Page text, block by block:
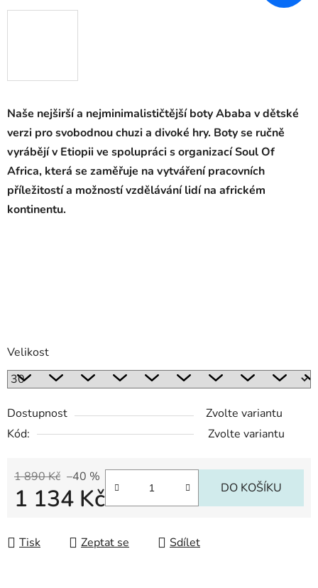
Naše nejširší a nejminimalističtější boty Ababa v dětské
verzi pro svobodnou chuzi a divoké hry. Boty se ručně
vyrábějí v Etiopii ve spolupráci s organizací Soul Of
Africa, která se zaměřuje na vytváření pracovních
příležitostí a možností vzdělávání lidí na africkém
kontinentu.
Velikost
Dostupnost
Zvolte variantu
Kód:
Zvolte variantu
1 890 Kč –40 %
1 134 Kč DO KOŠÍKU
Tisk Zeptat se Sdílet